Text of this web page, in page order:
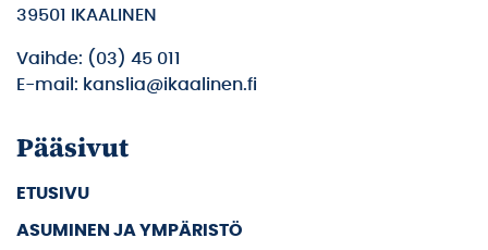
39501 IKAALINEN
Vaihde: (03) 45 011
E-mail: kanslia@ikaalinen.fi
Pääsivut
ETUSIVU
ASUMINEN JA YMPÄRISTÖ